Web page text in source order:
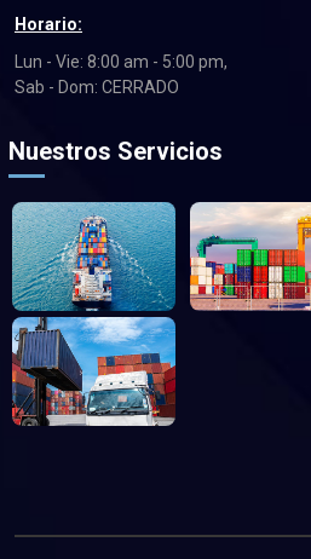
Horario:
Lun - Vie: 8:00 am - 5:00 pm,
Sab - Dom: CERRADO
Nuestros Servicios